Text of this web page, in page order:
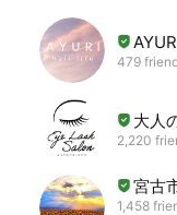
479
大人
2,220
宮古
1,458